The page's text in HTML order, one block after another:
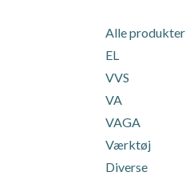
Alle produkter
EL
VVS
VA
VAGA
Værktøj
Diverse